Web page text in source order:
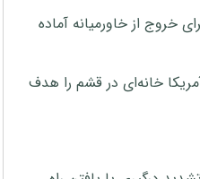
خروج از خاورمیانه آماده
بمب ۲۰۰۰ پوندی آمریکا خانه‌ای در قشم را هدف